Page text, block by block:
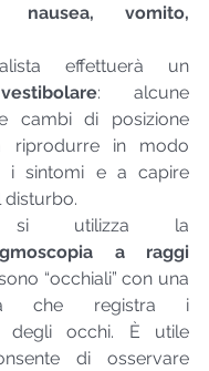
nausea, vomito,
: alcune
cambi di posizione
riprodurre in modo
i sintomi e a capire
disturbo.
a raggi
“occhiali” con una
che registra i
degli occhi. È utile
di osservare